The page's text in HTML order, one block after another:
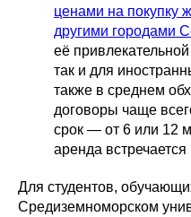
ценами на покупку
другими городами
её
так и для
также в среднем
договоры чаще
срок — от 6 или 12
аренда
Для студентов,
Средиземноморском